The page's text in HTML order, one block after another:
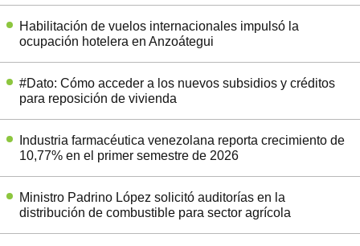
Habilitación de vuelos internacionales impulsó la
ocupación hotelera en Anzoátegui
#Dato: Cómo acceder a los nuevos subsidios y créditos
para reposición de vivienda
Industria farmacéutica venezolana reporta crecimiento de
10,77% en el primer semestre de 2026
Ministro Padrino López solicitó auditorías en la
distribución de combustible para sector agrícola